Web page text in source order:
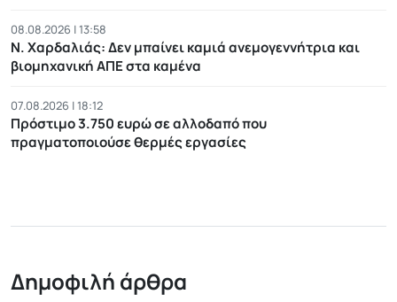
08.08.2026 | 13:58
Ν. Χαρδαλιάς: Δεν μπαίνει καμιά ανεμογεννήτρια και
βιομηχανική ΑΠΕ στα καμένα
07.08.2026 | 18:12
Πρόστιμο 3.750 ευρώ σε αλλοδαπό που
πραγματοποιούσε θερμές εργασίες
Δημοφιλή άρθρα